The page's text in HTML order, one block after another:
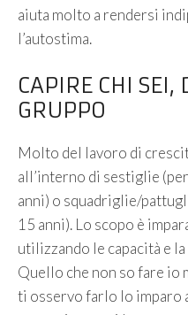
aiuta molto a rendersi
l’autostima.
CAPIRE CHI SEI,
GRUPPO
Molto del lavoro di
all’interno di sestiglie
anni) o squadriglie/
15 anni). Lo scopo è
utilizzando le capacità e
Quello che non so fare io
ti osservo farlo lo imparo